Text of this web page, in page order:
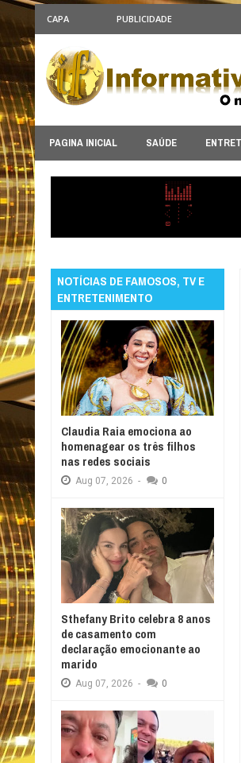
CAPA PUBLICIDADE
PAGINA INICIAL SAÚDE
NOTÍCIAS DE FAMOSOS, TV E
ENTRETENIMENTO
Claudia Raia emociona ao
homenagear os três filhos
nas redes sociais
Aug 07, 2026 - 0
Sthefany Brito celebra 8 anos
de casamento com
declaração emocionante ao
marido
Aug 07, 2026 - 0